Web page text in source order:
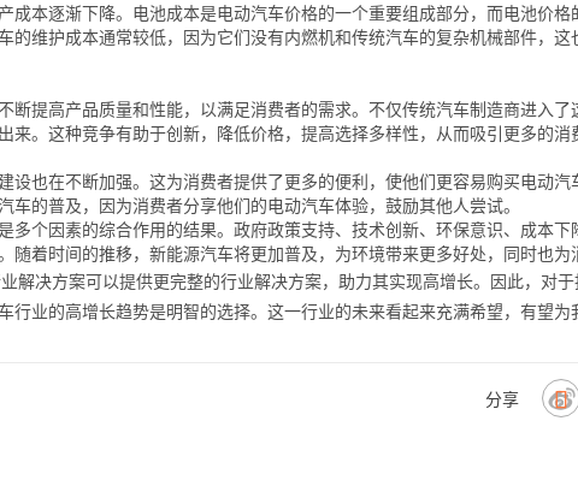
成本逐渐下降。电池成本是电动汽车价格的一个重要组成部分，而电池价格
的维护成本通常较低，因为它们没有内燃机和传统汽车的复杂机械部件，这
断提高产品质量和性能，以满足消费者的需求。不仅传统汽车制造商进入了
来。这种竞争有助于创新，降低价格，提高选择多样性，从而吸引更多的消
设也在不断加强。这为消费者提供了更多的便利，使他们更容易购买电动汽
的普及，因为消费者分享他们的电动汽车体验，鼓励其他人尝试。
多个因素的综合作用的结果。政府政策支持、技术创新、环保意识、成本下
随着时间的推移，新能源汽车将更加普及，为环境带来更多好处，同时也为
解决方案可以提供更完整的行业解决方案，助力其实现高增长。因此，对于
行业的高增长趋势是明智的选择。这一行业的未来看起来充满希望，有望为
分享